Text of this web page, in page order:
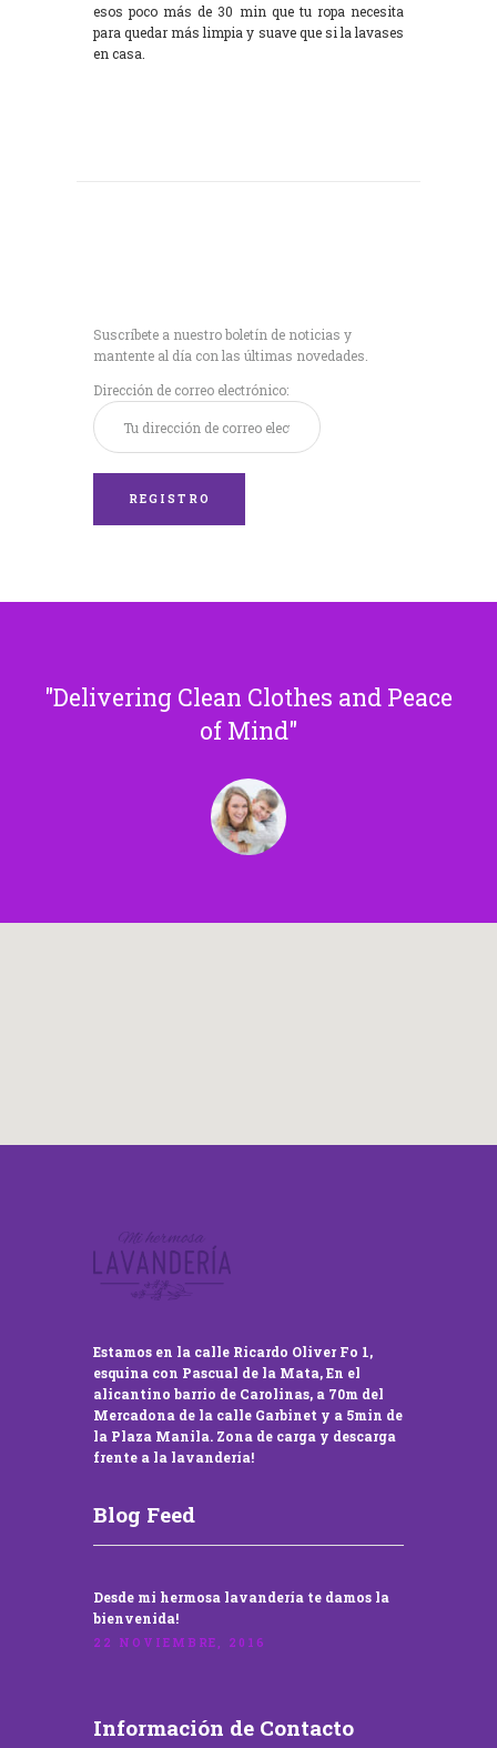
esos poco más de 30 min que tu ropa necesita
para quedar más limpia y suave que si la lavases
en casa.
Suscríbete a nuestro boletín de noticias y
mantente al día con las últimas novedades.
Dirección de correo electrónico:
Delivering Clean Clothes and Peace
of Mind
Estamos en la calle Ricardo Oliver Fo 1,
esquina con Pascual de la Mata, En el
alicantino barrio de Carolinas, a 70m del
Mercadona de la calle Garbinet y a 5min de
la Plaza Manila. Zona de carga y descarga
frente a la lavandería!
Blog Feed
Desde mi hermosa lavandería te damos la
bienvenida!
22 NOVIEMBRE, 2016
Información de Contacto